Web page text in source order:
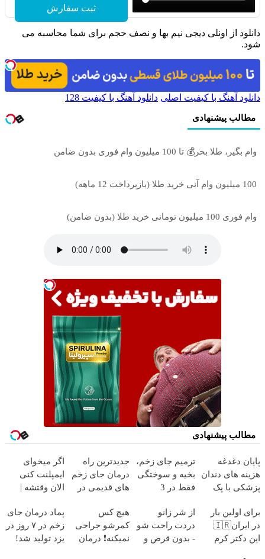
ثبت سفارش
دانلود از اونلی دیجی نیم بها و نصف حجم برای شما محاسبه می
شود.
دانلود آهنگ با کیفیت اصلی دانلود آهنگ با کیفیت 128
مطالب پیشنهادی
وام بگیر، طلا بخر💰 تا 100 میلیون وام فوری بدون ضامن
100 میلیون وام آنی خرید طلا (بازپرداخت 12 ماهه)
وام فوری 100 میلیون تومانی خرید طلا (بدون ضامن)
مطالب پیشنهادی
پایان دغدغه
هزینه های دندان
پزشکی با پک
خانگی
ترمیم جای زخم،
بخیه و سوختگی
فقط در 3
جدیدترین راه
درمان جای زخم
های قدیمی در
رایگان بگیرید)
اگر میخوای
ایمپلنت کنی
الان وقتشه |
میلیون تومان!!!
برای اولین بار
در ایران🇮🇷
این دکتر کرم
از شر زانو
دردت راحت شو
- بدون قرص و
هیچ کس
کمرشو جراحی
نمیکنه❗ درمان
پماد درمان جای
زخم در ۷ روز در
یزد تولید شد!